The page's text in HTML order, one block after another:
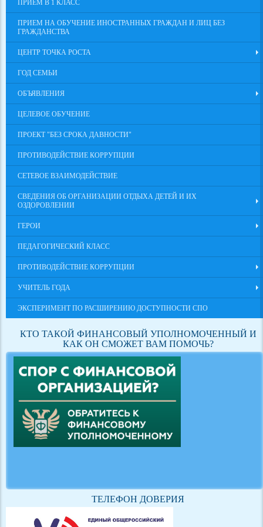
ПРИЕМ В 1 КЛАСС
ПРИЕМ НА ОБУЧЕНИЕ ИНОСТРАННЫХ ГРАЖДАН И ЛИЦ БЕЗ
ГРАЖДАНСТВА
ЦЕНТР ТОЧКА РОСТА
ГОД СЕМЬИ
ОБЪЯВЛЕНИЯ
ЦЕЛЕВОЕ ОБУЧЕНИЕ
ПРОЕКТ "БЕЗ СРОКА ДАВНОСТИ"
ПРОТИВОДЕЙСТВИЕ КОРРУПЦИИ
СЕТЕВОЕ ВЗАИМОДЕЙСТВИЕ
СВЕДЕНИЯ ОБ ОРГАНИЗАЦИИ ОТДЫХА ДЕТЕЙ И ИХ
ОЗДОРОВЛЕНИИ
ГЕРОИ
ПЕДАГОГИЧЕСКИЙ КЛАСС
ПРОТИВОДЕЙСТВИЕ КОРРУПЦИИ
УЧИТЕЛЬ ГОДА
ЭКСПЕРИМЕНТ ПО РАСШИРЕНИЮ ДОСТУПНОСТИ СПО
КТО ТАКОЙ ФИНАНСОВЫЙ УПОЛНОМОЧЕННЫЙ И
КАК ОН СМОЖЕТ ВАМ ПОМОЧЬ?
ТЕЛЕФОН ДОВЕРИЯ